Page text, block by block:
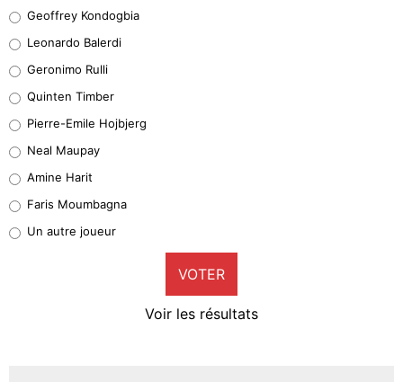
38%
32%
5%
1%
9%
Geoffrey Kondogbia
Leonardo Balerdi
Geronimo Rulli
Quinten Timber
Pierre-Emile Hojbjerg
Neal Maupay
Amine Harit
Faris Moumbagna
Un autre joueur
VOTER
Voir les résultats